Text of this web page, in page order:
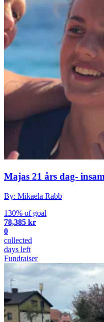
Majas 21 års dag-
By: Mikaela Rabb
130% of goal
78,385 kr
0
collected
days left
Fundraiser